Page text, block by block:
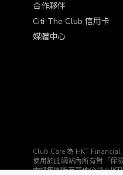
合作夥伴
Citi The Club 信用卡
媒體中心
Club Care 為 HKT
使用於此網站內所有對「保
電訊集團所有其他公司